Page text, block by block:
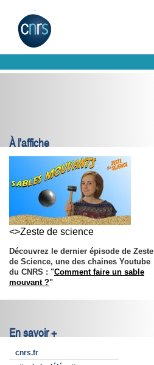
À l'affiche
<>Zeste de science
Découvrez le dernier épisode de Zeste
de Science, une des chaines Youtube
du CNRS : "Comment faire un sable
mouvant ?"
En savoir +
cnrs.fr